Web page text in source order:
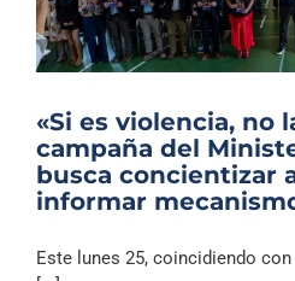
Música
«Si es violencia, no
campaña del
busca concientizar
informar
Este lunes 25, coincidiendo